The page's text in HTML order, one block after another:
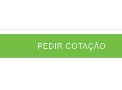
PEDIR COTAÇÃO